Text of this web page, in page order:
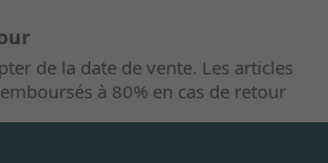
de la date de vente. Les articles
à 80% en cas de retour